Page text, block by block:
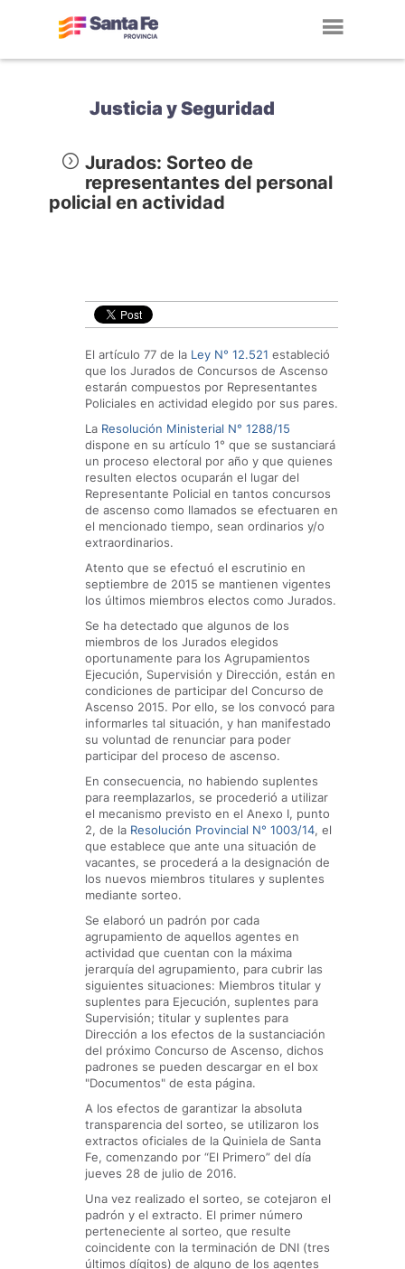
Justicia y Seguridad
Jurados: Sorteo de
representantes del personal
policial en actividad
El artículo 77 de la Ley N° 12.521 estableció
que los Jurados de Concursos de Ascenso
estarán compuestos por Representantes
Policiales en actividad elegido por sus pares.
La Resolución Ministerial N° 1288/15
dispone en su artículo 1° que se sustanciará
un proceso electoral por año y que quienes
resulten electos ocuparán el lugar del
Representante Policial en tantos concursos
de ascenso como llamados se efectuaren en
el mencionado tiempo, sean ordinarios y/o
extraordinarios.
Atento que se efectuó el escrutinio en
septiembre de 2015 se mantienen vigentes
los últimos miembros electos como Jurados.
Se ha detectado que algunos de los
miembros de los Jurados elegidos
oportunamente para los Agrupamientos
Ejecución, Supervisión y Dirección, están en
condiciones de participar del Concurso de
Ascenso 2015. Por ello, se los convocó para
informarles tal situación, y han manifestado
su voluntad de renunciar para poder
participar del proceso de ascenso.
En consecuencia, no habiendo suplentes
para reemplazarlos, se procederió a utilizar
el mecanismo previsto en el Anexo I, punto
2, de la Resolución Provincial N° 1003/14, el
que establece que ante una situación de
vacantes, se procederá a la designación de
los nuevos miembros titulares y suplentes
mediante sorteo.
Se elaboró un padrón por cada
agrupamiento de aquellos agentes en
actividad que cuentan con la máxima
jerarquía del agrupamiento, para cubrir las
siguientes situaciones: Miembros titular y
suplentes para Ejecución, suplentes para
Supervisión; titular y suplentes para
Dirección a los efectos de la sustanciación
del próximo Concurso de Ascenso, dichos
padrones se pueden descargar en el box
"Documentos" de esta página.
A los efectos de garantizar la absoluta
transparencia del sorteo, se utilizaron los
extractos oficiales de la Quiniela de Santa
Fe, comenzando por “El Primero” del día
jueves 28 de julio de 2016.
Una vez realizado el sorteo, se cotejaron el
padrón y el extracto. El primer número
perteneciente al sorteo, que resulte
coincidente con la terminación de DNI (tres
últimos dígitos) de alguno de los agentes